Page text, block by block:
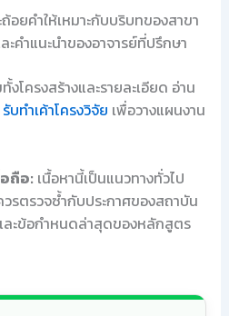
อยคำให้เหมาะกับบริบทของสาขา
คำแนะนำของอาจารย์ที่ปรึกษา
โครงสร้างและรายละเอียด อ่าน
รับทำเค้าโครงวิจัย เพื่อวางแผนงาน
ถือ: เนื้อหานี้เป็นแนวทางทั่วไป
วรตรวจซ้ำกับประกาศของสถาบัน
ละข้อกำหนดล่าสุดของหลักสูตร